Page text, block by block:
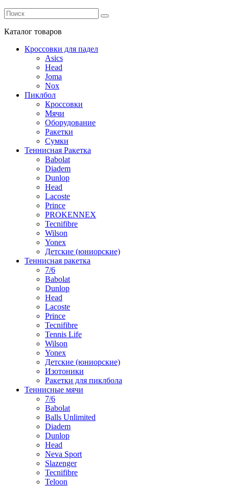
Каталог товаров
Кроссовки для падел
Asics
Head
Joma
Nox
Пиклбол
Кроссовки
Мячи
Оборудование
Ракетки
Сумки
Теннисная Ракетка
Babolat
Diadem
Dunlop
Head
Lacoste
Prince
PROKENNEX
Tecnifibre
Wilson
Yonex
Детские (юниорские)
Теннисная ракетка
7/6
Babolat
Dunlop
Head
Lacoste
Prince
Tecnifibre
Tennis Life
Wilson
Yonex
Детские (юниорские)
Изотоники
Ракетки для пиклбола
Теннисные мячи
7/6
Babolat
Balls Unlimited
Diadem
Dunlop
Head
Neva Sport
Slazenger
Tecnifibre
Teloon